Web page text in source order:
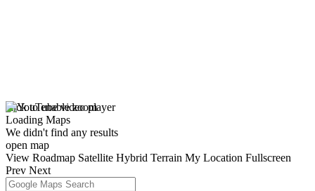
click to enable zoom
Loading Maps
We didn't find any results
open map
View Roadmap Satellite Hybrid Terrain My Location Fullscreen
Prev Next